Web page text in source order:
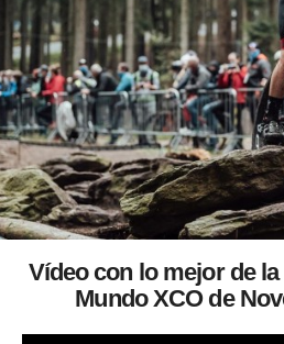
Vídeo con lo mejor de
Mundo XCO de